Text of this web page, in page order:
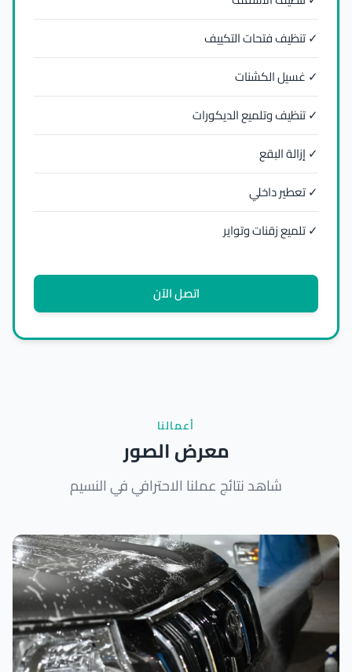
✓ تنظيف فتحات التكييف
✓ غسيل الكشنات
✓ تنظيف وتلميع الديكورات
✓ إزالة البقع
✓ تعطير داخلي
✓ تلميع زقنات وتواير
اتصل الآن
أعمالنا
معرض الصور
شاهد نتائج عملنا الاحترافي في النسيم